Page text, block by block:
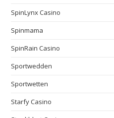
SpinLynx Casino
Spinmama
SpinRain Casino
Sportwedden
Sportwetten
Starfy Casino